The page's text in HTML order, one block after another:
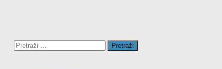
Pretraži: